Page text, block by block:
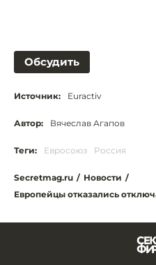
Обсудить
Источник: Euractiv
Автор: Вячеслав Агапов
Теги: Евросоюз Россия
Secretmag.ru / Новости /
Европейцы отказались